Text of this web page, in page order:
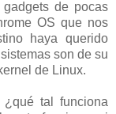
de pocas
OS que nos
haya querido
son de su
de Linux.
tal funciona